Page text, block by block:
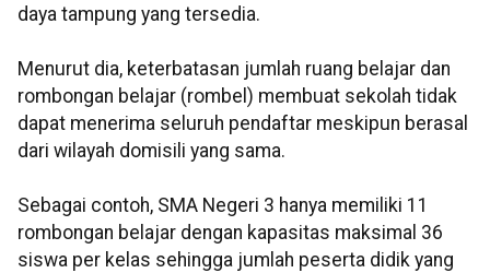
daya tampung yang tersedia.
Menurut dia, keterbatasan jumlah ruang belajar dan
rombongan belajar (rombel) membuat sekolah tidak
dapat menerima seluruh pendaftar meskipun berasal
dari wilayah domisili yang sama.
Sebagai contoh, SMA Negeri 3 hanya memiliki 11
rombongan belajar dengan kapasitas maksimal 36
siswa per kelas sehingga jumlah peserta didik yang